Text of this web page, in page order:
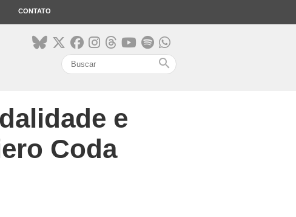
CONTATO
search
e
Coda